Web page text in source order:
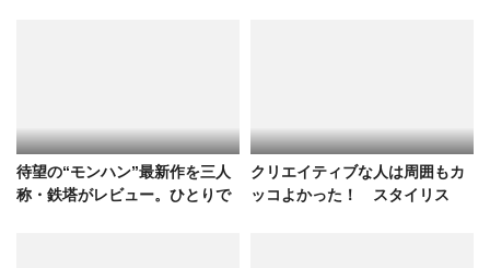
待望の“モンハン”最新作を三人
称・鉄塔がレビュー。ひとりで
クリエイティブな人は周囲もカ
ッコよかった！ スタイリス